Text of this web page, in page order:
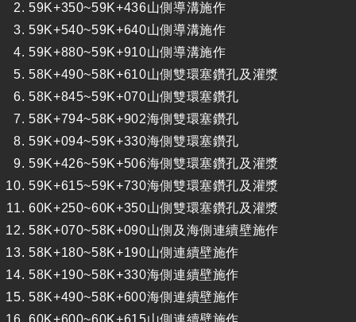
59K+350~59K+436山側導溝施作
59K+540~59K+640山側導溝施作
59K+880~59K+910山側導溝施作
58K+490~58K+610山側雙環塞鑽孔及灌漿
58K+845~59K+070山側雙環塞鑽孔
58K+794~58K+902海側雙環塞鑽孔
59K+094~59K+330海側雙環塞鑽孔
59K+426~59K+506海側雙環塞鑽孔及灌漿
59K+615~59K+730海側雙環塞鑽孔及灌漿
60K+250~60K+350山側雙環塞鑽孔及灌漿
58K+070~58K+090山側及海側連續壁施作
58K+180~58K+190山側連續壁施作
58K+190~58K+330海側連續壁施作
58K+490~58K+600海側連續壁施作